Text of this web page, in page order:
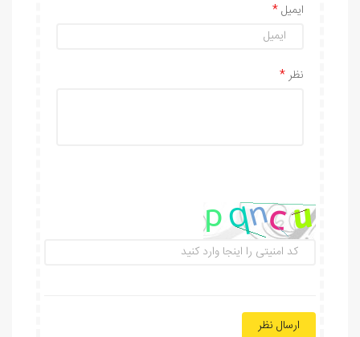
ایمیل
نظر
ارسال نظر